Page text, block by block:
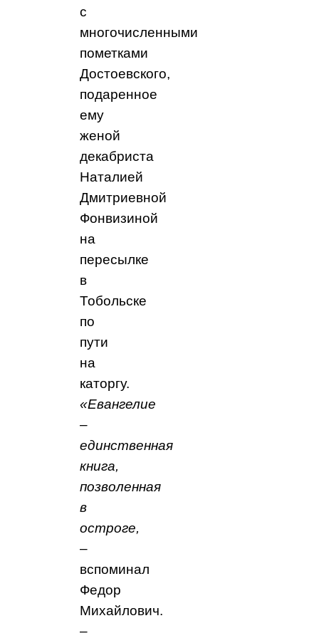
с
многочисленными
пометками
Достоевского,
подаренное
ему
женой
декабриста
Наталией
Дмитриевной
Фонвизиной
на
пересылке
в
Тобольске
по
пути
на
каторгу.
«Евангелие
–
единственная
книга,
позволенная
в
остроге,
–
вспоминал
Федор
Михайлович.
–